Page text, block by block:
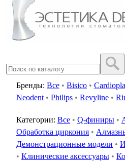
Бренды: Все • Bisico •
Neodent • Philips • Revyline •
Категории: Все • Q-финиры •
Обработка циркония •
Демонстрационные модели •
• Клинические аксессуары •